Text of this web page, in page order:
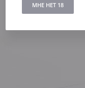
МНЕ НЕТ 18